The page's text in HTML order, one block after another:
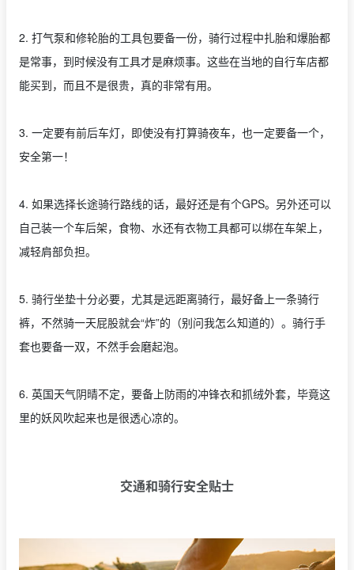
2. 打气泵和修轮胎的工具包要备一份，骑行过程中扎胎和爆胎都
是常事，到时候没有工具才是麻烦事。这些在当地的自行车店都
能买到，而且不是很贵，真的非常有用。
3. 一定要有前后车灯，即使没有打算骑夜车，也一定要备一个，
安全第一！
4. 如果选择长途骑行路线的话，最好还是有个GPS。另外还可以
自己装一个车后架，食物、水还有衣物工具都可以绑在车架上，
减轻肩部负担。
5. 骑行坐垫十分必要，尤其是远距离骑行，最好备上一条骑行
裤，不然骑一天屁股就会“炸”的（别问我怎么知道的）。骑行手
套也要备一双，不然手会磨起泡。
6. 英国天气阴晴不定，要备上防雨的冲锋衣和抓绒外套，毕竟这
里的妖风吹起来也是很透心凉的。
交通和骑行安全贴士